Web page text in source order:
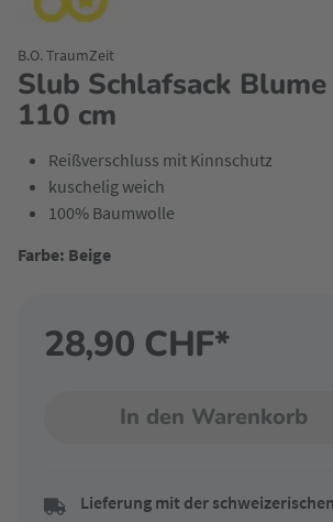
Slub Schlafsack
110 cm
B.O. TraumZeit
Reißverschluss mit Kinnschutz
kuschelig weich
100% Baumwolle
Farbe: Beige
28,90 CHF*
In den Warenkorb
Lieferung mit der